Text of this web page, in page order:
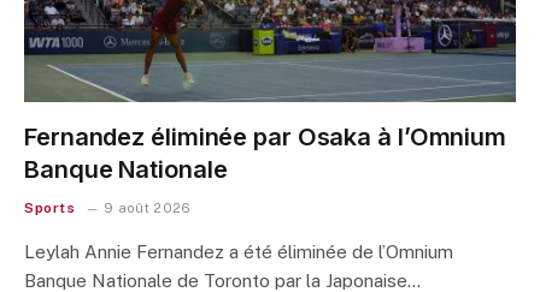
Fernandez éliminée par Osaka à l’Omnium
Banque Nationale
Sports 9 août 2026
Leylah Annie Fernandez a été éliminée de l’Omnium
Banque Nationale de Toronto par la Japonaise…